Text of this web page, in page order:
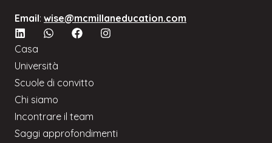
Email: wise@mcmillaneducation.com
Casa
Università
Scuole di convitto
Chi siamo
Incontrare il team
Saggi approfondimenti